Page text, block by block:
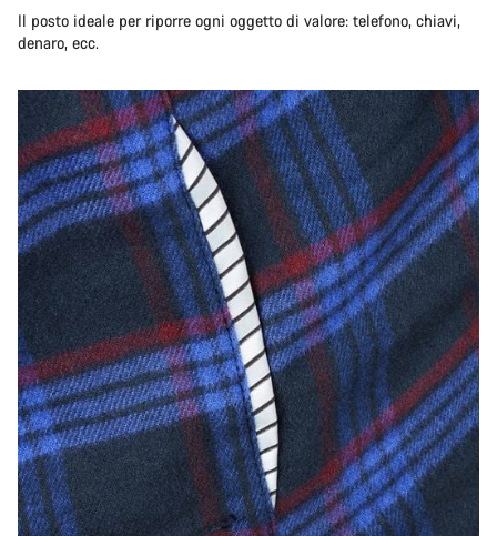
Il posto ideale per riporre ogni oggetto di valore: telefono, chiavi,
denaro, ecc.